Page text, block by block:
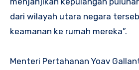
dari wilayah utara negara
keamanan ke rumah mereka”.
Menteri Pertahanan Yoav